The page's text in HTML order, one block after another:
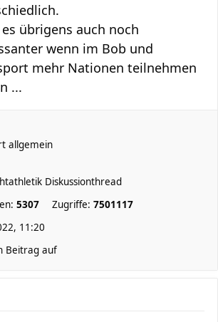
es übrigens auch noch
wenn im Bob und
mehr Nationen teilnehmen
...
allgemein
Diskussionthread
5307 Zugriffe: 7501117
11:20
Beitrag auf